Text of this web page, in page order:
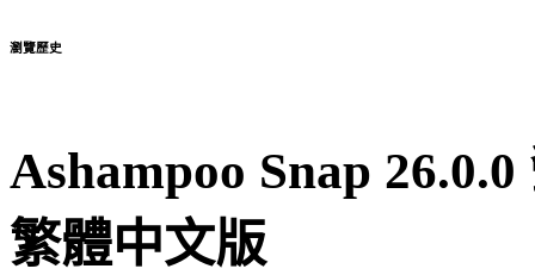
瀏覽歷史
Ashampoo Snap
繁體中文版